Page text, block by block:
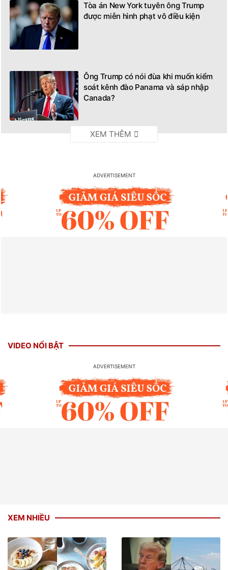
Tòa án New York tuyên ông Trump
được miễn hình phạt vô điều kiện
Ông Trump có nói đùa khi muốn kiểm
soát kênh đào Panama và sáp nhập
Canada?
VIDEO NỔI BẬT
XEM NHIỀU